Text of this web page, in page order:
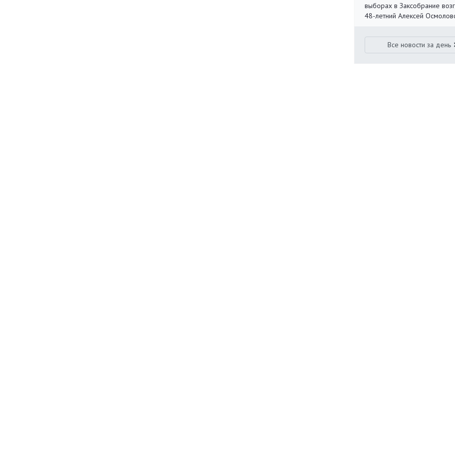
выборах в Заксобрание
48-летний Алексей
Все новости за день